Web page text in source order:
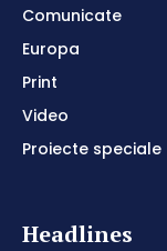
Comunicate
Europa
Print
Video
Proiecte speciale
Headlines